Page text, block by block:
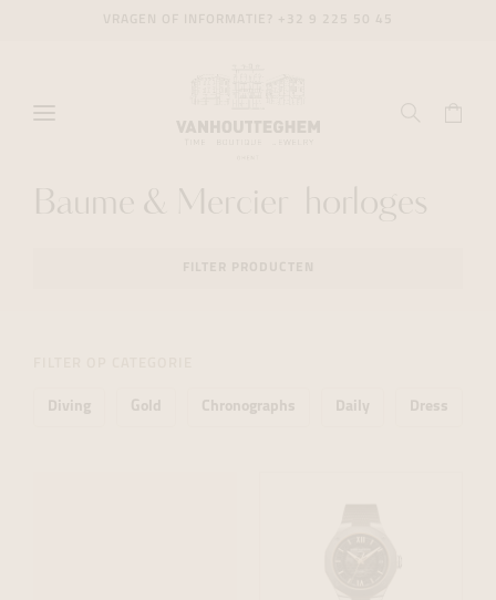
Baume & Mercier horloges
Diving Gold Chronographs Daily Dress